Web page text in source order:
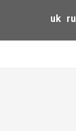
uk ru